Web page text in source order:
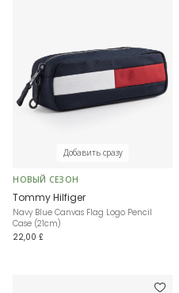
Добавить сразу
НОВЫЙ СЕЗОН
Tommy Hilfiger
Navy Blue Canvas Flag Logo Pencil
Case (21cm)
22,00 £